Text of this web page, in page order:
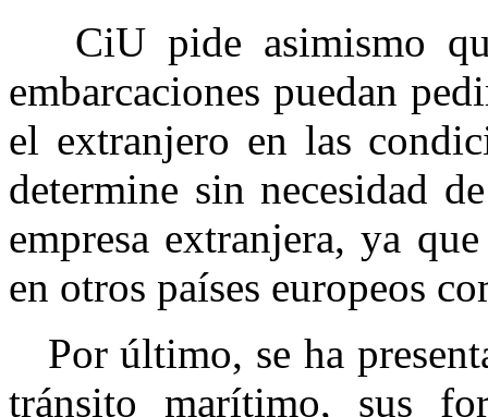
CiU pide asimismo
embarcaciones puedan
el extranjero en las
determine sin necesidad
empresa extranjera, ya
en otros países europeos
Por último, se ha
tránsito marítimo, sus